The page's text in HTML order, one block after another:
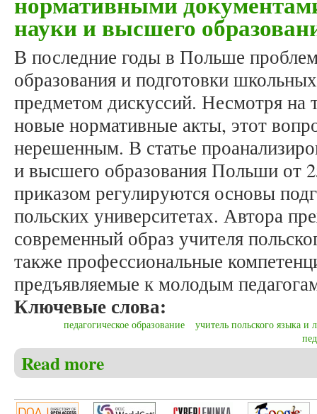
науки и высшего
В последние годы в Польше
образования и подготовки
предметом дискуссий. Несмотря на
новые нормативные акты, этот
нерешенным. В статье
и высшего образования Польши от
приказом регулируются основы
польских университетах. Автора
современный образ учителя
также профессиональные
предъявляемые к молодым
Ключевые слова:
педагогическое образование
учитель польского языка и
Read more